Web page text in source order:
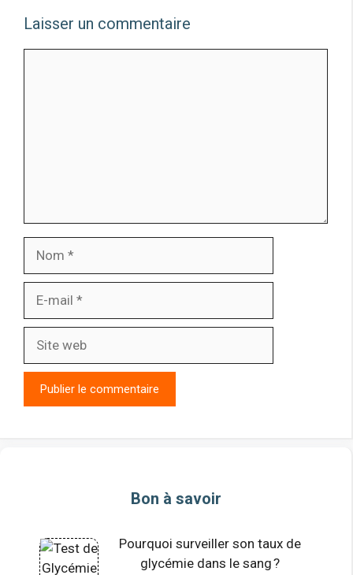
Laisser un commentaire
Bon à savoir
Pourquoi surveiller son taux de
glycémie dans le sang ?